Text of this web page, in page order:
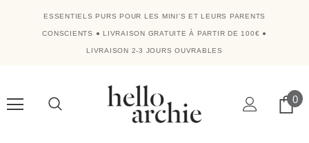
ESSENTIELS PURS POUR LES MINI'S ET LEURS PARENTS
CONSCIENTS ● LIVRAISON GRATUITE À PARTIR DE 100€ ●
LIVRAISON 2-3 JOURS OUVRABLES
0